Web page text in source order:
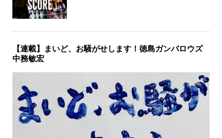
【連載】まいど、お騒がせします！徳島ガンバロウズ
中務敏宏